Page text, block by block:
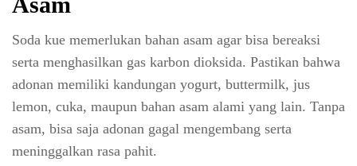
Soda kue memerlukan bahan asam agar bisa bereaksi
serta menghasilkan gas karbon dioksida. Pastikan bahwa
adonan memiliki kandungan yogurt, buttermilk, jus
lemon, cuka, maupun bahan asam alami yang lain. Tanpa
asam, bisa saja adonan gagal mengembang serta
meninggalkan rasa pahit.